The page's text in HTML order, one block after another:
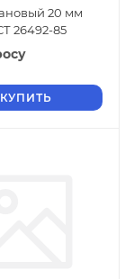
20 мм
26492-85
КУПИТЬ